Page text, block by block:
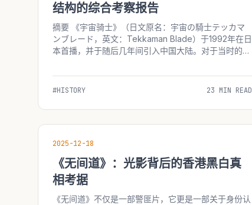
结构的综合考察报告
摘要 《宇宙骑士》（日文原名：宇宙の騎士テッカマ
ンブレード，英文：Tekkaman Blade）于1992年在日
本首播，并于随后几年间引入中国大陆。对于当时的中
面构成了集体性的深刻记忆。然而，受限于当时的信息
传播渠道、引进版本的剪辑策略以及受众年龄层的...
#HISTORY 23 MIN READ
2025-12-18
《无间道》：光影背后的香港黑白真
相考据
《无间道》不仅是一部警匪片，它更是一部关于身份认